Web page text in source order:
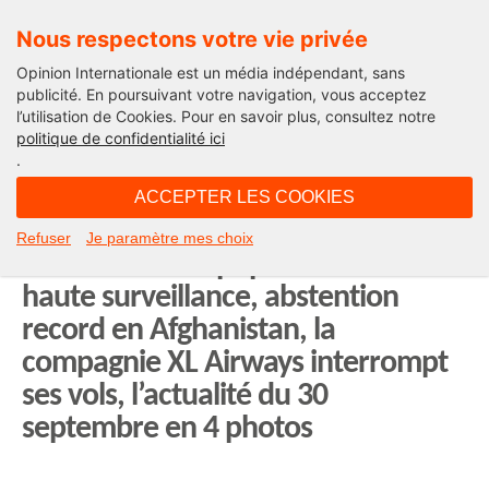
Nous respectons votre vie privée
Opinion Internationale est un média indépendant, sans
publicité. En poursuivant votre navigation, vous acceptez
l’utilisation de Cookies. Pour en savoir plus, consultez notre
politique de confidentialité ici
.
ACCEPTER LES COOKIES
Refuser Je paramètre mes choix
Actualité
Ultime adieu à Jacques Chirac, 70
haute surveillance, abstention
record en Afghanistan, la
compagnie XL Airways interrompt
ses vols, l’actualité du 30
septembre en 4 photos